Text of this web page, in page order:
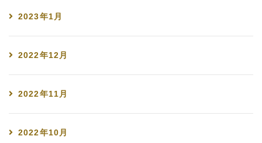
2023年1月
2022年12月
2022年11月
2022年10月